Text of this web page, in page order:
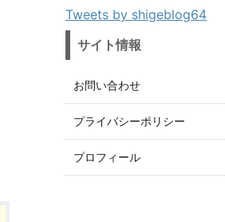
Tweets by shigeblog64
サイト情報
お問い合わせ
プライバシーポリシー
プロフィール